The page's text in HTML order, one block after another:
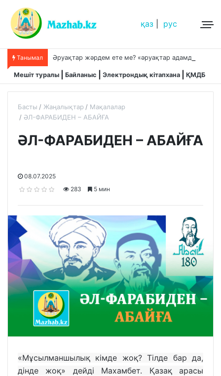
қаз рус
Танымал
Мешіт туралы Байланыс Электрондық кітапхана ҚМДБ
Басты Жаңалықтар
Мақалалар
ӘЛ-ФАРАБИДЕН – АБАЙҒА
ӘЛ-ФАРАБИДЕН – АБАЙҒА
08.07.2025
283
5 мин
«Мұсылманшылық кімде жоқ? Тілде бар да,
дінде жоқ» дейді Махамбет. Қазақ арасы